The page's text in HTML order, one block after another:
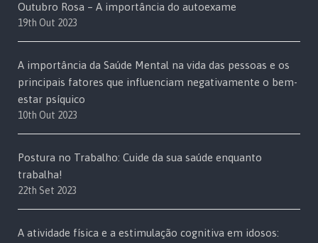
Outubro Rosa – A importância do autoexame
19th Out 2023
A importância da Saúde Mental na vida das pessoas e os
principais fatores que influenciam negativamente o bem-
estar psíquico
10th Out 2023
Postura no Trabalho: Cuide da sua saúde enquanto
trabalha!
22th Set 2023
A atividade física e a estimulação cognitiva em idosos: